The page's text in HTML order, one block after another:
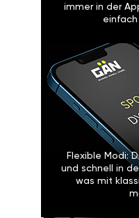
immer in der
einfach
Flexible Modi:
und schnell in
was mit